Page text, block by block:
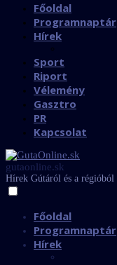
Főoldal
Programnaptár
Hírek
Sport
Riport
Vélemény
Gasztro
PR
Kapcsolat
gutaonline.sk
Hírek Gútáról és a régióból
Főoldal
Programnaptár
Hírek